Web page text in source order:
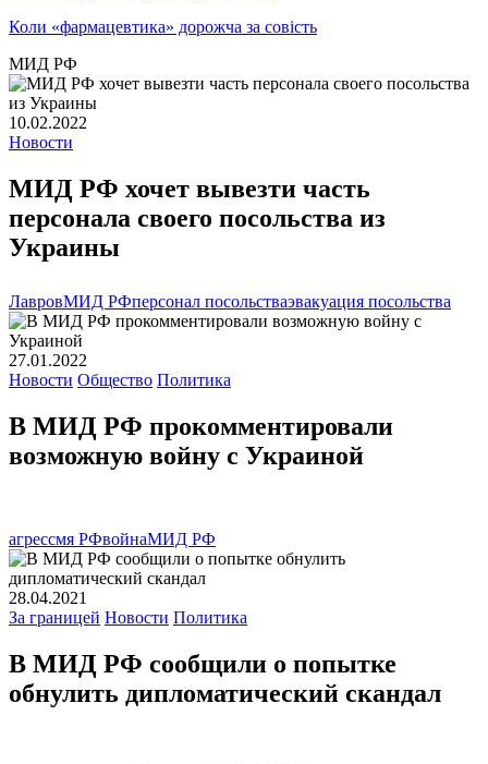
Коли «фармацевтика» дорожча за совість
МИД РФ
10.02.2022
Новости
МИД РФ хочет вывезти часть
персонала своего посольства из
Украины
ЛавровМИД РФперсонал посольстваэвакуация посольства
27.01.2022
Новости Общество Политика
В МИД РФ прокомментировали
возможную войну с Украиной
агрессмя РФвойнаМИД РФ
28.04.2021
За границей Новости Политика
В МИД РФ сообщили о попытке
обнулить дипломатический скандал